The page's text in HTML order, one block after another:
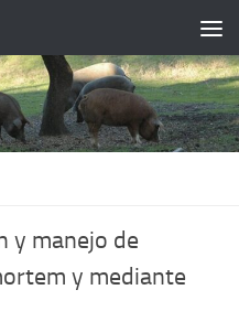
y manejo de
y mediante